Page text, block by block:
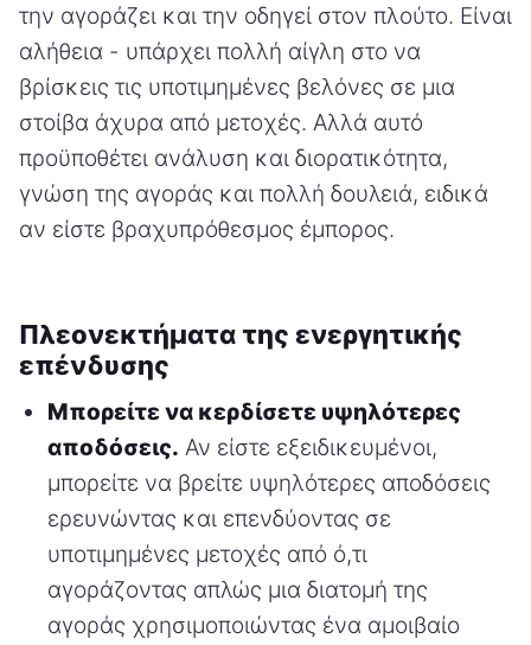
την αγοράζει και την οδηγεί στον πλούτο. Είναι
αλήθεια - υπάρχει πολλή αίγλη στο να
βρίσκεις τις υποτιμημένες βελόνες σε μια
στοίβα άχυρα από μετοχές. Αλλά αυτό
προϋποθέτει ανάλυση και διορατικότητα,
γνώση της αγοράς και πολλή δουλειά, ειδικά
αν είστε βραχυπρόθεσμος έμπορος.
Πλεονεκτήματα της ενεργητικής
επένδυσης
Μπορείτε να κερδίσετε υψηλότερες
αποδόσεις. Αν είστε εξειδικευμένοι,
μπορείτε να βρείτε υψηλότερες αποδόσεις
ερευνώντας και επενδύοντας σε
υποτιμημένες μετοχές από ό,τι
αγοράζοντας απλώς μια διατομή της
αγοράς χρησιμοποιώντας ένα αμοιβαίο